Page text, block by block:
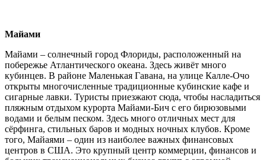
Майами
Майами – солнечный город Флориды, расположенный на
побережье Атлантического океана. Здесь живёт много
кубинцев. В районе Маленькая Гавана, на улице Калле-Очо
открыты многочисленные традиционные кубинские кафе и
сигарные лавки. Туристы приезжают сюда, чтобы насладиться
пляжным отдыхом курорта Майами-Бич с его бирюзовыми
водами и белым песком. Здесь много отличных мест для
сёрфинга, стильных баров и модных ночных клубов. Кроме
того, Майаями – один из наиболее важных финансовых
центров в США. Это крупный центр коммерции, финансов и